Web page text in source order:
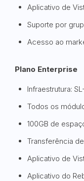
Aplicativo de
Suporte por
Acesso ao
Plano Enterprise
Infraestrutura:
Todos os
100GB de
Transferência
Aplicativo de
Aplicativo do